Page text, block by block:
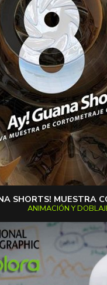
SHORTS! MUESTRA
ANIMACIÓN Y